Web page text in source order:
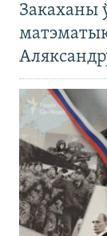
Закаханы
матэматык